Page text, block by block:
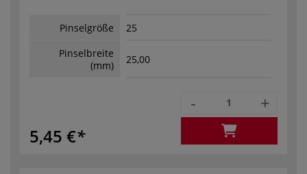
Pinselgröße
25
Pinselbreite
(mm)
25,00
5,45 €
- +